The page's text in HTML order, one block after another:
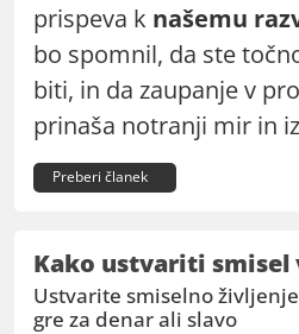
prispeva k našemu
bo spomnil, da ste
biti, in da zaupanje v
prinaša notranji mir in
Preberi članek
Kako ustvariti smisel
Ustvarite smiselno
gre za denar ali slavo